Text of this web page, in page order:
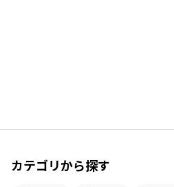
カテゴリから探す